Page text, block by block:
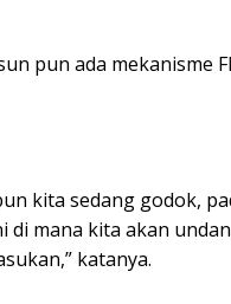
pun ada mekanisme
kita sedang godok,
mana kita akan
katanya.